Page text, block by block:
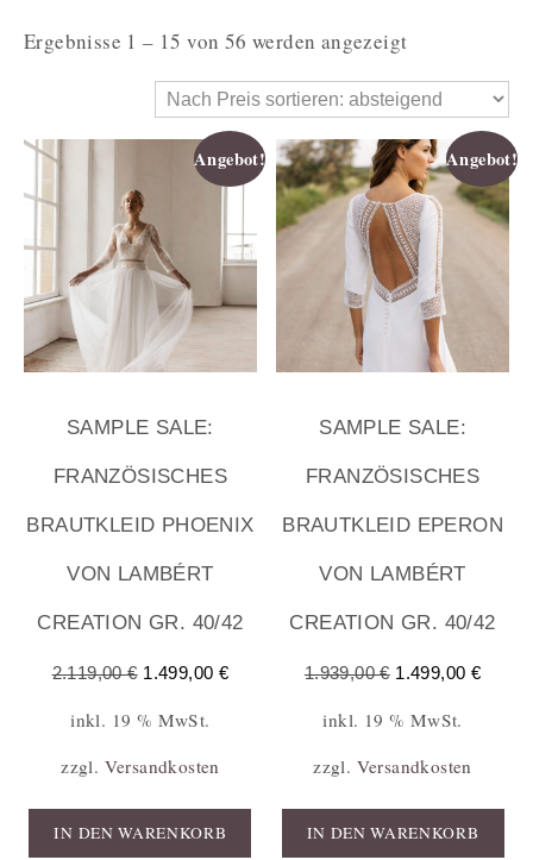
Ergebnisse 1 – 15 von 56 werden angezeigt
Angebot!
SAMPLE SALE:
FRANZÖSISCHES
BRAUTKLEID PHOENIX
VON LAMBÉRT
CREATION GR. 40/42
2.119,00€ 1.499,00 €
inkl. 19 % MwSt.
zzgl. Versandkosten
IN DEN WARENKORB
Angebot!
SAMPLE SALE:
FRANZÖSISCHES
BRAUTKLEID EPERON
VON LAMBÉRT
CREATION GR. 40/42
1.939,00€ 1.499,00 €
inkl. 19 % MwSt.
zzgl. Versandkosten
IN DEN WARENKORB